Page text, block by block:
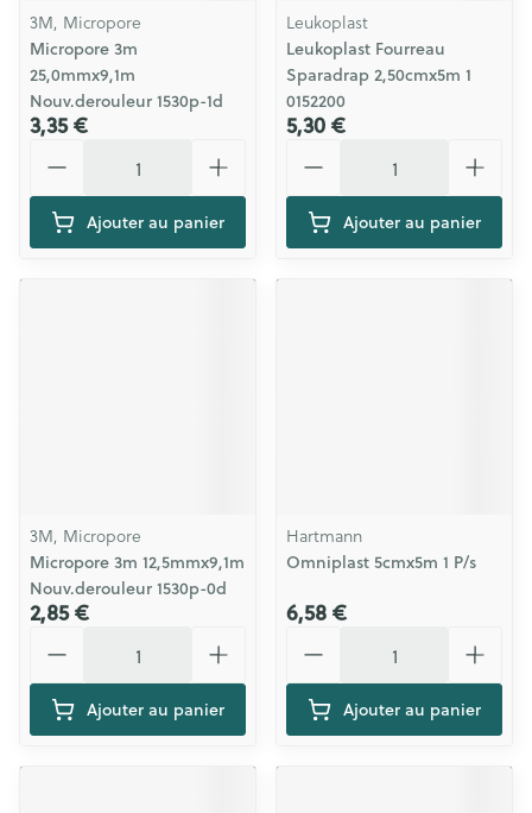
3M, Micropore
Micropore 3m
25,0mmx9,1m
Nouv.derouleur 1530p-1d
3,35 €
Ajouter au panier
Leukoplast
Leukoplast Fourreau
Sparadrap 2,50cmx5m 1
0152200
5,30 €
Ajouter au panier
3M, Micropore
Micropore 3m 12,5mmx9,1m
Nouv.derouleur 1530p-0d
2,85 €
Ajouter au panier
Hartmann
Omniplast 5cmx5m 1 P/s
6,58 €
Ajouter au panier